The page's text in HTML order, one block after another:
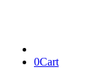
0Cart